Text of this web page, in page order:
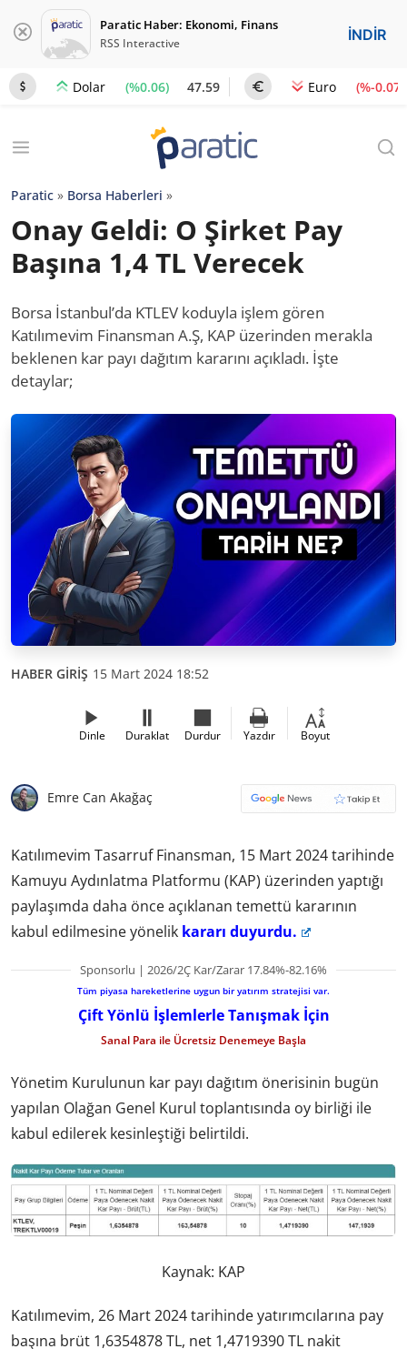
Paratic Haber: Ekonomi, Finans
RSS Interactive İNDİR
Dolar (%0.06) 47.59 Euro (%-0.07)
Paratic » Borsa Haberleri »
Onay Geldi: O Şirket Pay
Başına 1,4 TL Verecek
Borsa İstanbul’da KTLEV koduyla işlem gören
Katılımevim Finansman A.Ş, KAP üzerinden merakla
beklenen kar payı dağıtım kararını açıkladı. İşte
detaylar;
HABER GİRİŞ 15 Mart 2024 18:52
Dinle Duraklat Durdur Yazdır Boyut
Emre Can Akağaç
Katılımevim Tasarruf Finansman, 15 Mart 2024 tarihinde
Kamuyu Aydınlatma Platformu (KAP) üzerinden yaptığı
paylaşımda daha önce açıklanan temettü kararının
kabul edilmesine yönelik kararı duyurdu.
Sponsorlu | 2026/2Ç Kar/Zarar 17.84%-82.16%
Tüm piyasa hareketlerine uygun bir yatırım stratejisi var.
Çift Yönlü İşlemlerle Tanışmak İçin
Sanal Para ile Ücretsiz Denemeye Başla
Yönetim Kurulunun kar payı dağıtım önerisinin bugün
yapılan Olağan Genel Kurul toplantısında oy birliği ile
kabul edilerek kesinleştiği belirtildi.
Kaynak: KAP
Katılımevim, 26 Mart 2024 tarihinde yatırımcılarına pay
başına brüt 1,6354878 TL, net 1,4719390 TL nakit